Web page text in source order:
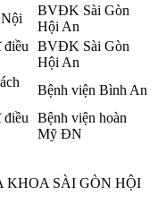
BVĐK Sài Gòn
Hội An
điều
BVĐK Sài Gòn
Hội An
Bệnh viện Bình An
điều
Bệnh viện hoàn
Mỹ ĐN
KHOA SÀI GÒN HỘI